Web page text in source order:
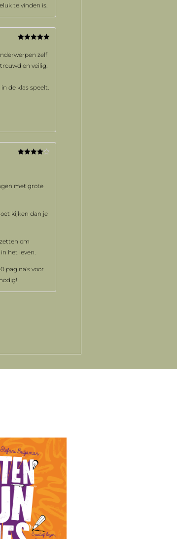
te vinden is.
zelf
en veilig.
de klas speelt.
met grote
kijken dan je
om
het leven.
pagina’s voor